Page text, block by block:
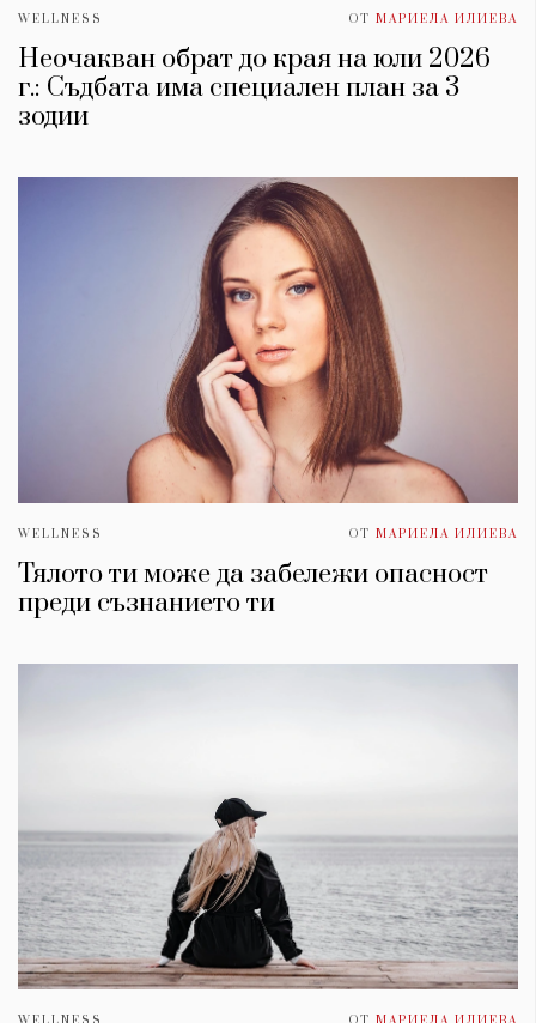
WELLNESS ОТ МАРИЕЛА ИЛИЕВА
Неочакван обрат до края на юли 2026
г.: Съдбата има специален план за 3
зодии
WELLNESS ОТ МАРИЕЛА ИЛИЕВА
Тялото ти може да забележи опасност
преди съзнанието ти